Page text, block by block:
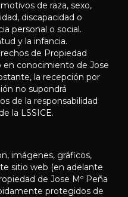
de raza, sexo,
discapacidad o
personal o social.
y la infancia.
de Propiedad
en conocimiento de Jose
la recepción por
no supondrá
de la responsabilidad
la LSSICE.
imágenes, gráficos,
sitio web (en adelante
de Jose Mº Peña
protegidos de